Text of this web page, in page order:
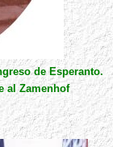
de Esperanto.
al Zamenhof